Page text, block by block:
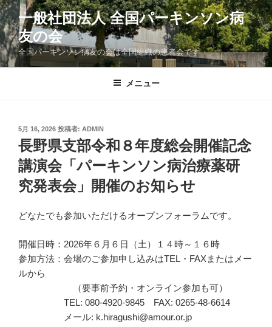
コ
ン
テ
ン
ツ
一般社団法人 全国パーキンソン病
友の会
全国パーキンソン病友の会は全国組織の患者会です
メニュー
投
稿
日:
5月 16, 2026 投稿者: ADMIN
長野県支部令和８年度総会開催記念
講演会「パーキンソン病治療薬研
究発表会」開催のお知らせ
どなたでも参加いただけるオープンフォーラムです。
開催日時：2026年６月６日（土）１４時～１６時
参加方法：会場のご参加申し込みはTEL・FAXまたはメー
ルから
（要事前予約・オンライン参加も可）
TEL: 080-4920-9845 FAX: 0265-48-6614
メール: k.hiragushi@amour.or.jp